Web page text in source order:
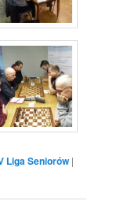
Liga Seniorów |